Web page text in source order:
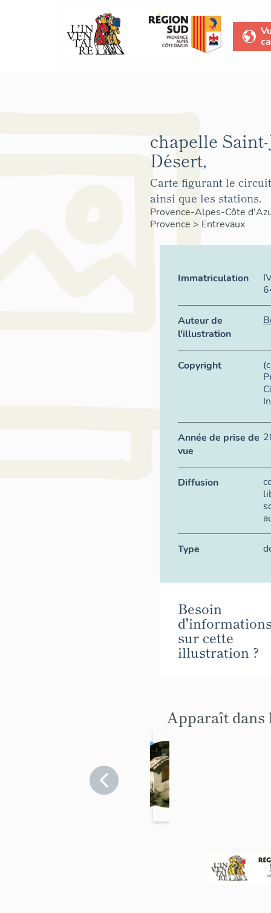
chapelle
Désert,
Carte figurant le
ainsi que les stations.
Provence-Alpes-Côte
Provence > Entrevaux
Immatriculation
Auteur de
l'illustration
Copyright
Année de prise de
vue
Diffusion
Type
Besoin
sur cette
illustration ?
Apparaît dans